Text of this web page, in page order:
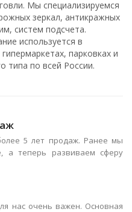
Мы специализируемся
зеркал, антикражных
систем подсчета.
используется в
парковках и
типа по всей России.
5 лет продаж. Ранее мы
а теперь развиваем сферу
нас очень важен. Основная